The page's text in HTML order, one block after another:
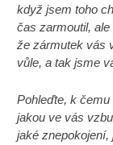
když jsem toho
čas zarmoutil,
že zármutek vás
vůle, a tak jsme
Pohleďte, k
jakou ve vás
jaké znepokojení,